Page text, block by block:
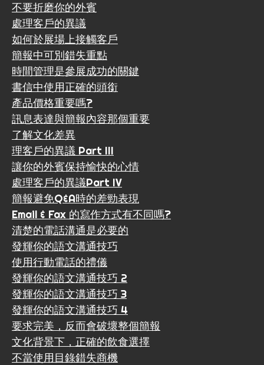
不要折磨你的外賓
處理客戶的異議
如何於展場上接觸客戶
簡報中可別錯失重點
時間管理是參展成功的關鍵
書信中使用正確的頭銜
產品價格重要嗎?
訊息表達與簡報內容那個重要
了解文化差異
理客戶的異議 Part III
讓你的外賓保持愉快的心情
處理客戶的異議Part IV
簡報避免Q&A時的差勁表現
Email & Fax 的寫作方式有不同嗎?
清楚的電話溝通是必要的
發輝你的語文溝通技巧
使用行動電話的禮儀
發輝你的語文溝通技巧 2
發輝你的語文溝通技巧 3
發輝你的語文溝通技巧 4
要求完美，反而會破壞整個簡報
文化背景下，正確的飲食選擇
不當使用目錄錯失商機